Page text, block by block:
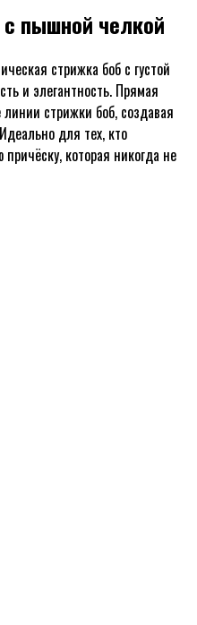
пышной челкой
стрижка боб с густой
и элегантность. Прямая
стрижки боб, создавая
для тех, кто
которая никогда не